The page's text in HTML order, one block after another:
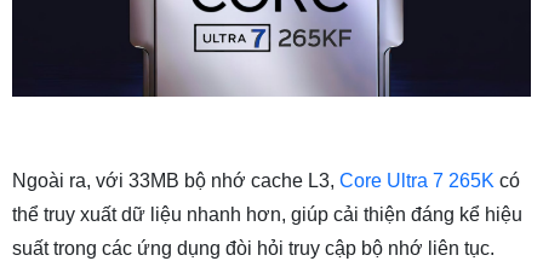
Ngoài ra, với 33MB bộ nhớ cache L3, Core Ultra 7 265K có
thể truy xuất dữ liệu nhanh hơn, giúp cải thiện đáng kể hiệu
suất trong các ứng dụng đòi hỏi truy cập bộ nhớ liên tục.